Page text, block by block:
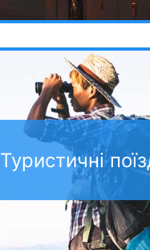
Туристичні